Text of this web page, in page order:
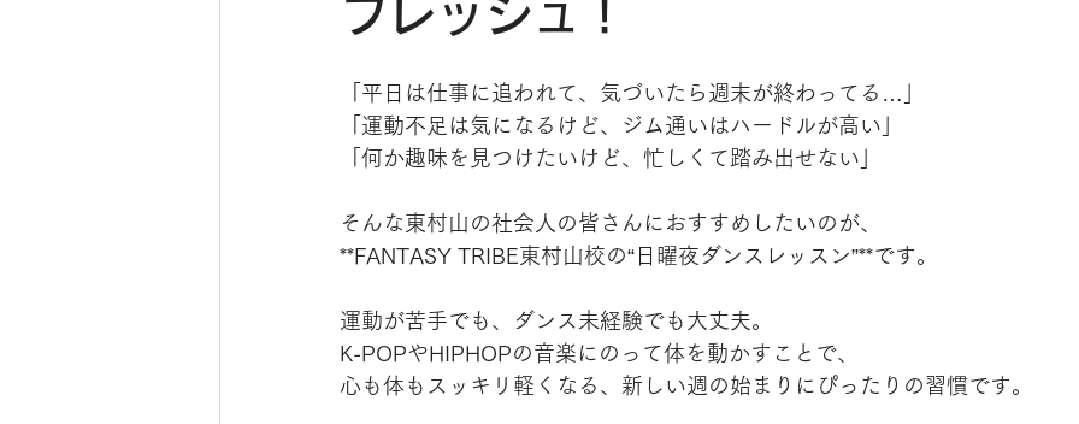
フレッシュ！
「平日は仕事に追われて、気づいたら週末が終わってる…」
「運動不足は気になるけど、ジム通いはハードルが高い」
「何か趣味を見つけたいけど、忙しくて踏み出せない」
そんな東村山の社会人の皆さんにおすすめしたいのが、
**FANTASY TRIBE東村山校の“日曜夜ダンスレッスン”**です。
運動が苦手でも、ダンス未経験でも大丈夫。
K-POPやHIPHOPの音楽にのって体を動かすことで、
心も体もスッキリ軽くなる、新しい週の始まりにぴったりの習慣です。